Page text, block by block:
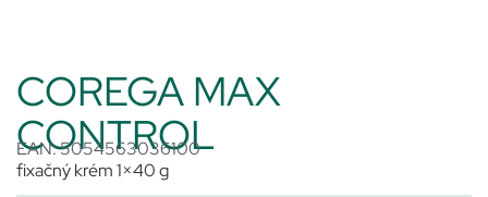
COREGA MAX
CONTROL
EAN: 5054563036100
fixačný krém 1×40 g